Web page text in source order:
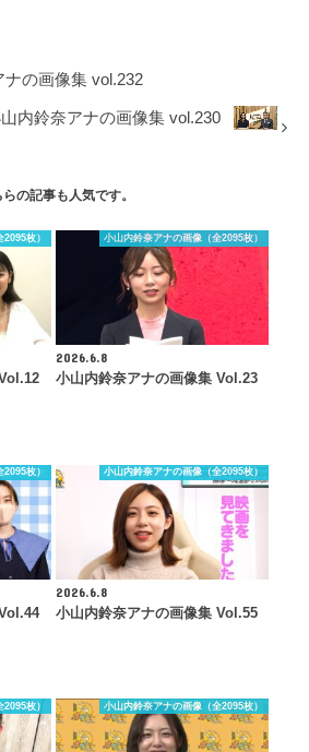
ナの画像集 vol.232
内鈴奈アナの画像集 vol.230
らの記事も人気です。
枚） 小山内鈴奈アナの画像（全2095枚）
2026.6.8
小山内鈴奈アナの画像集 Vol.23
枚） 小山内鈴奈アナの画像（全2095枚）
2026.6.8
小山内鈴奈アナの画像集 Vol.55
枚） 小山内鈴奈アナの画像（全2095枚）